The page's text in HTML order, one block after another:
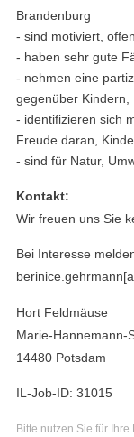
Brandenburg
- sind motiviert,
- haben sehr gute
- nehmen eine
gegenüber Kindern,
- identifizieren sich
Freude daran,
- sind für Natur,
Kontakt:
Wir freuen uns Sie
Bei Interesse
Hort Feldmäuse
Marie-Hannemann-
14480 Potsdam
IL-Job-ID: 31015
Bitte nutzen Sie für